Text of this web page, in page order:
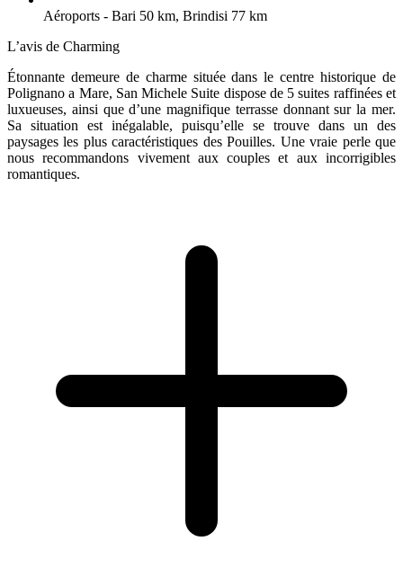
Aéroports - Bari 50 km, Brindisi 77 km
L’avis de Charming
Étonnante demeure de charme située dans le centre historique de
Polignano a Mare, San Michele Suite dispose de 5 suites raffinées et
luxueuses, ainsi que d’une magnifique terrasse donnant sur la mer.
Sa situation est inégalable, puisqu’elle se trouve dans un des
paysages les plus caractéristiques des Pouilles. Une vraie perle que
nous recommandons vivement aux couples et aux incorrigibles
romantiques.